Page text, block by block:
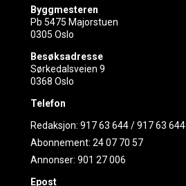
Byggmesteren
Pb 5475 Majorstuen
0305 Oslo
Besøksadresse
Sørkedalsveien 9
0368 Oslo
Telefon
Redaksjon:917 63 644/917 63 644
Abonnement:24 07 70 57
Annonser:901 27 006
Epost